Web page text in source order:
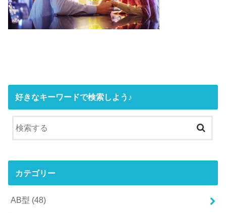
好きなキーワードで検索しよう♪
カテゴリー
AB型 (48)